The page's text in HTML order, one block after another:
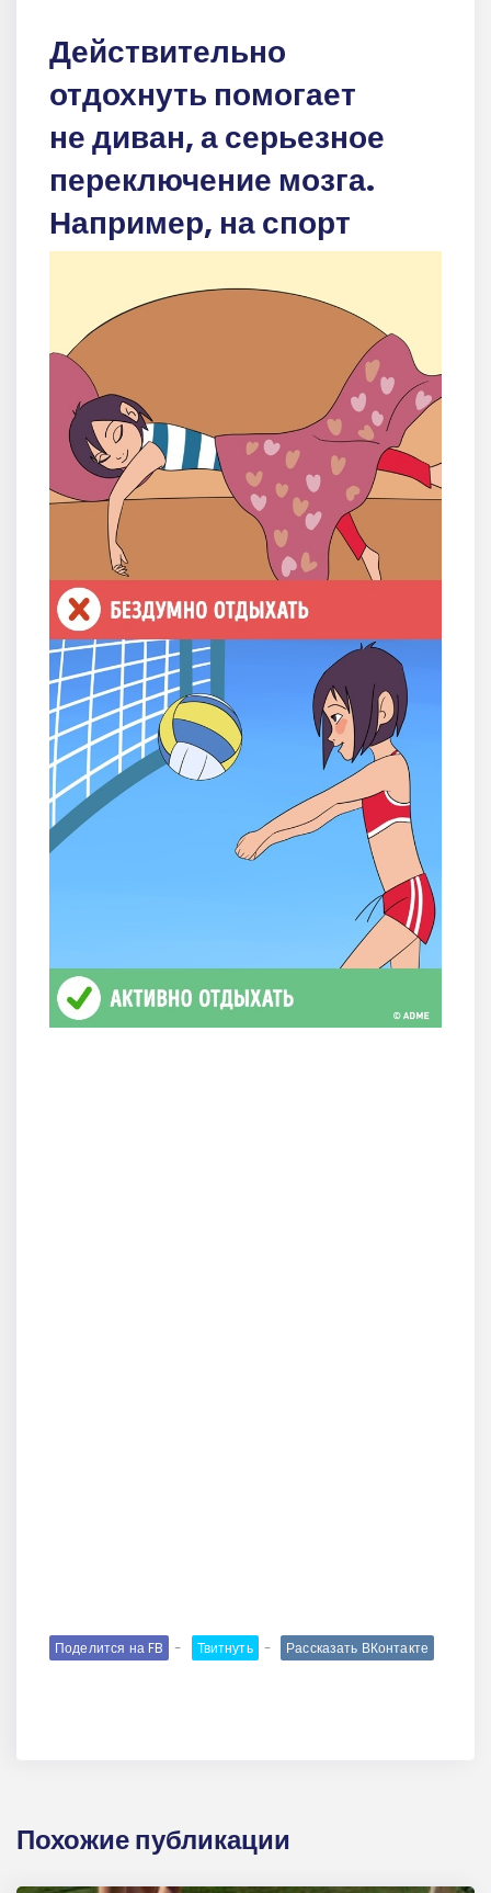
Действительно
отдохнуть помогает
не диван, а серьезное
переключение мозга.
Например, на спорт
Поделится на FB Твитнуть Рассказать ВКонтакте
Похожие публикации